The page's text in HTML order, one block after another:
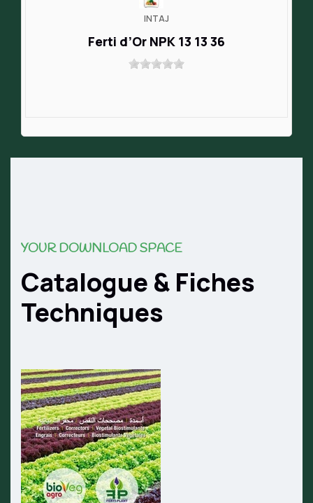
INTAJ
Ferti d’Or NPK 13 13 36
YOUR DOWNLOAD SPACE
Catalogue & Fiches
Techniques